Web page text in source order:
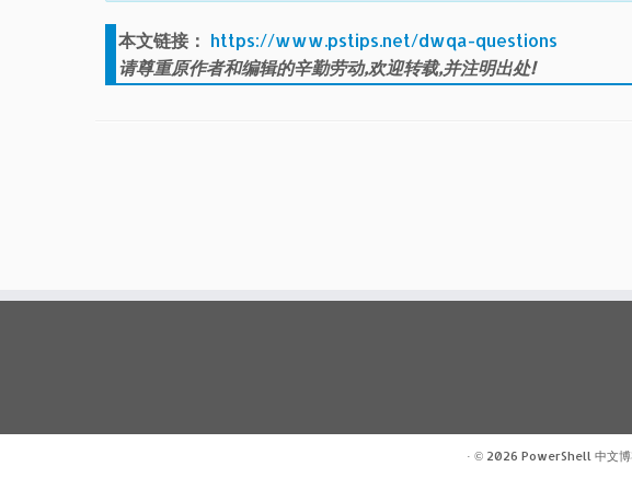
本文链接： https://www.pstips.net/dwqa-questions
请尊重原作者和编辑的辛勤劳动,欢迎转载,并注明出处!
· © 2026 PowerShell 中文